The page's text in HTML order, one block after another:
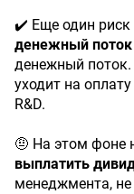
✔️ Еще один риск
денежный поток
денежный
уходит на
R&D.
🤨 На этом фоне
выплатить
менеджмента,